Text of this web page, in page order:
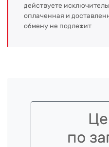
действуете
оплаченная и
обмену не подлежит
по